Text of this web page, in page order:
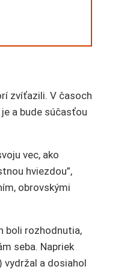
zvíťazili. V časoch
a bude súčasťou
vec, ako
hviezdou”,
obrovskými
boli rozhodnutia,
seba. Napriek
vydržal a dosiahol